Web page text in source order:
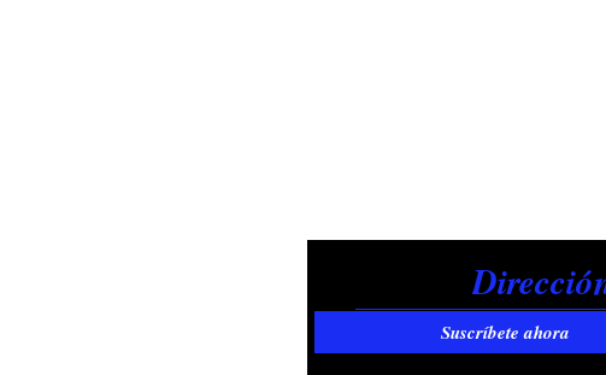
Suscríbete ahora